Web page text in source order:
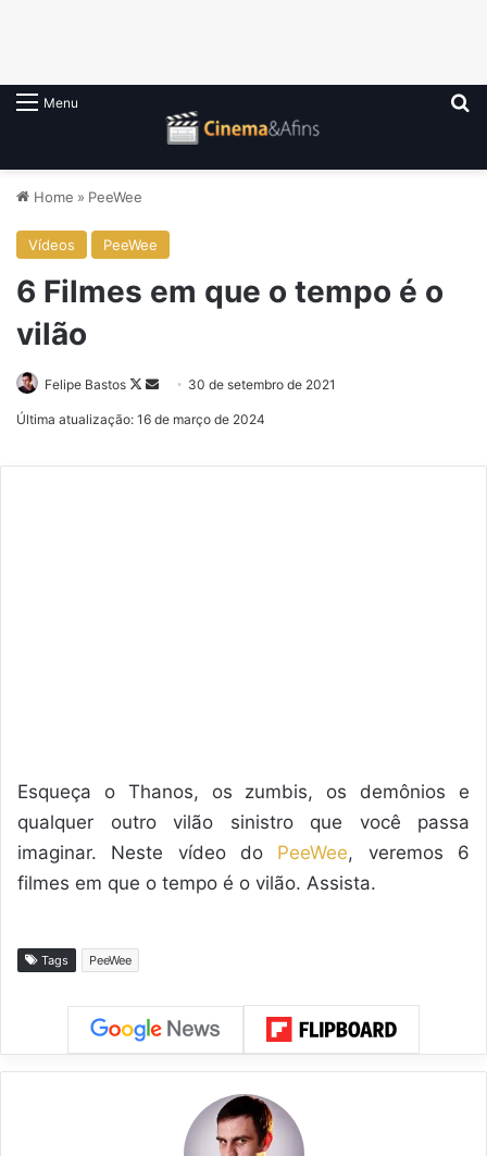
Menu
Home » PeeWee
Vídeos PeeWee
6 Filmes em que o tempo é o
vilão
Felipe Bastos
Follow
Mande
mail
30 de setembro de 2021
Última atualização: 16 de março de 2024
Esqueça o Thanos, os zumbis, os demônios e
qualquer outro vilão sinistro que você passa
imaginar. Neste vídeo do PeeWee, veremos 6
filmes em que o tempo é o vilão. Assista.
Tags PeeWee